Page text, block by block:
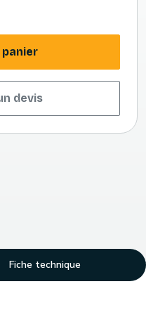
devis
Fiche technique